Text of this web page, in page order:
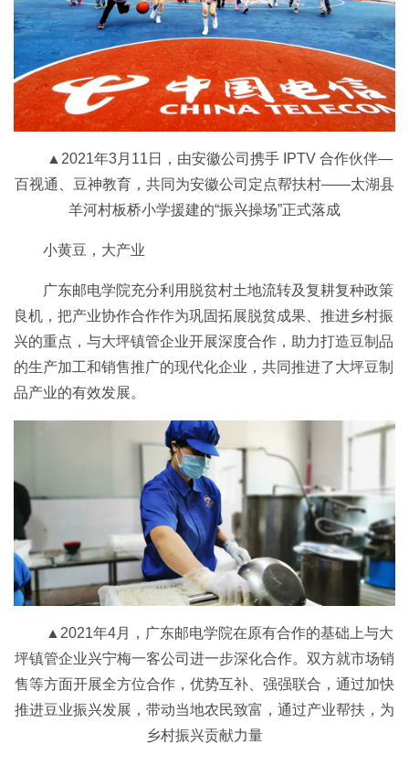
▲2021年3月11日，由安徽公司携手 IPTV 合作伙伴—
百视通、豆神教育，共同为安徽公司定点帮扶村——太湖县
羊河村板桥小学援建的“振兴操场”正式落成
小黄豆，大产业
广东邮电学院充分利用脱贫村土地流转及复耕复种政策
良机，把产业协作合作作为巩固拓展脱贫成果、推进乡村振
兴的重点，与大坪镇管企业开展深度合作，助力打造豆制品
的生产加工和销售推广的现代化企业，共同推进了大坪豆制
品产业的有效发展。
▲2021年4月，广东邮电学院在原有合作的基础上与大
坪镇管企业兴宁梅一客公司进一步深化合作。双方就市场销
售等方面开展全方位合作，优势互补、强强联合，通过加快
推进豆业振兴发展，带动当地农民致富，通过产业帮扶，为
乡村振兴贡献力量